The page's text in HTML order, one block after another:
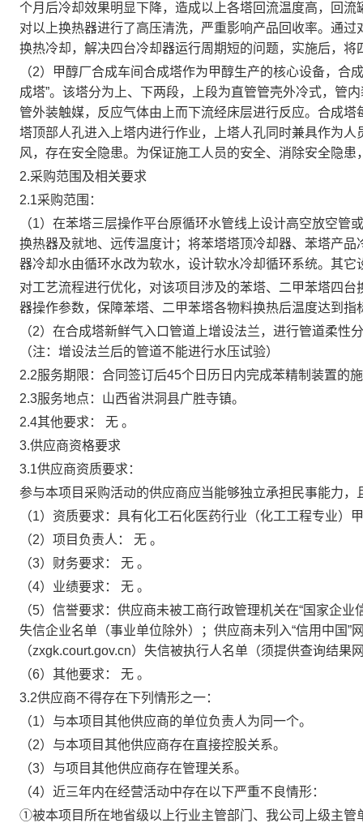
个月后冷却效果明显下降，造成以上各塔回流温度高，回
对以上换热器进行了高压清洗，严重影响产品回收率。通
换热冷却，解决四台冷却器运行周期短的问题，实施后，
（2）甲醇厂合成车间合成塔作为甲醇生产的核心设备，
成塔”。该塔分为上、下两段，上段为直管管壳外冷式，管
管外装触媒，反应气体由上而下流经床层进行反应。合成
塔顶部人孔进入上塔内进行作业，上塔人孔同时兼具作为
风，存在安全隐患。为保证施工人员的安全、消除安全隐
2.采购范围及相关要求
2.1采购范围：
（1）在苯塔三层操作平台原循环水管线上设计高空放空
换热器及就地、远传温度计；将苯塔塔顶冷却器、苯塔产
器冷却水由循环水改为软水，设计软水冷却循环系统。其
对工艺流程进行优化，对该项目涉及的苯塔、二甲苯塔四
器操作参数，保障苯塔、二甲苯塔各物料换热后温度达到
（2）在合成塔新鲜气入口管道上增设法兰，进行管道柔
（注：增设法兰后的管道不能进行水压试验）
2.2服务期限：合同签订后45个日历日内完成苯精制装置的
2.3服务地点：山西省洪洞县广胜寺镇。
2.4其他要求： 无 。
3.供应商资格要求
3.1供应商资质要求：
参与本项目采购活动的供应商应当能够独立承担民事能力
（1）资质要求：具有化工石化医药行业（化工工程专业）
（2）项目负责人： 无 。
（3）财务要求： 无 。
（4）业绩要求： 无 。
（5）信誉要求：供应商未被工商行政管理机关在“国家企
失信企业名单（事业单位除外）；供应商未列入“信用中国”
（zxgk.court.gov.cn）失信被执行人名单（须提供查询结果
（6）其他要求： 无 。
3.2供应商不得存在下列情形之一：
（1）与本项目其他供应商的单位负责人为同一个。
（2）与本项目其他供应商存在直接控股关系。
（3）与项目其他供应商存在管理关系。
（4）近三年内在经营活动中存在以下严重不良情形：
①被本项目所在地省级以上行业主管部门、我公司上级主